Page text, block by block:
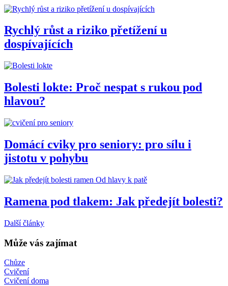
Rychlý růst a riziko přetížení u
dospívajících
Bolesti lokte: Proč nespat s rukou pod
hlavou?
Domácí cviky pro seniory: pro sílu i
jistotu v pohybu
Od hlavy k patě
Ramena pod tlakem: Jak předejít bolesti?
Další články
Může vás zajímat
Chůze
Cvičení
Cvičení doma